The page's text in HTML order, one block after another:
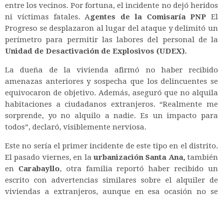
entre los vecinos. Por fortuna, el incidente no dejó heridos
ni víctimas fatales.Agentes de la Comisaría PNP El
Progreso se desplazaron al lugar del ataque y delimitó un
perímetro para permitir las labores del personal de la
Unidad de Desactivación de Explosivos (UDEX).
La dueña de la vivienda afirmó no haber recibido
amenazas anteriores y sospecha que los delincuentes se
equivocaron de objetivo. Además, aseguró que no alquila
habitaciones a ciudadanos extranjeros. “Realmente me
sorprende, yo no alquilo a nadie. Es un impacto para
todos”, declaró, visiblemente nerviosa.
Este no sería el primer incidente de este tipo en el distrito.
El pasado viernes, en la urbanización Santa Ana,también
en Carabayllo, otra familia reportó haber recibido un
escrito con advertencias similares sobre el alquiler de
viviendas a extranjeros, aunque en esa ocasión no se